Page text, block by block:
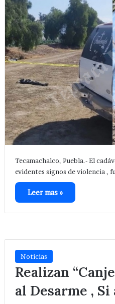
Tecamachalco, Puebla.- El
evidentes signos de violencia ,
Leer mas »
Noticias
Realizan
al Desarme , Si